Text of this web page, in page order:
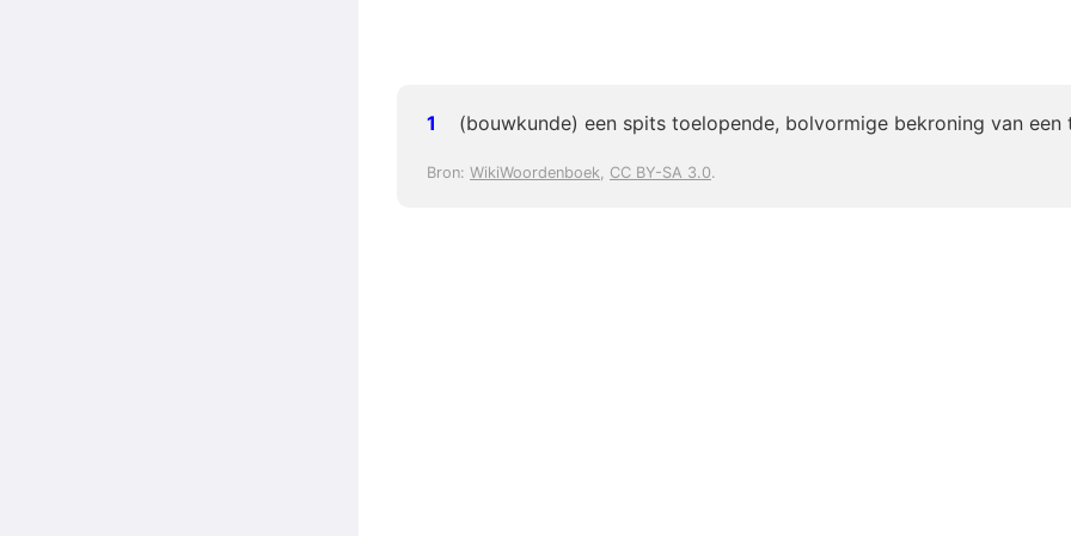
(bouwkunde) een spits toelopende, bolvormige bekroning van een
Bron: WikiWoordenboek, CC BY-SA 3.0.